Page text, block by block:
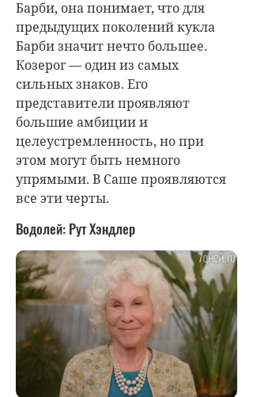
Барби, она понимает, что для
предыдущих поколений кукла
Барби значит нечто большее.
Козерог — один из самых
сильных знаков. Его
представители проявляют
большие амбиции и
целеустремленность, но при
этом могут быть немного
упрямыми. В Саше проявляются
все эти черты.
Водолей: Рут Хэндлер